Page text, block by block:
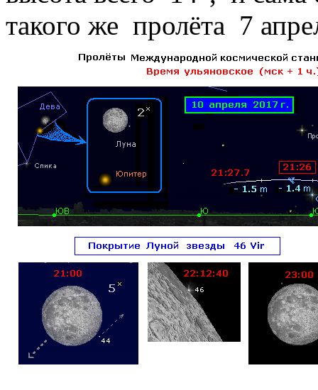
такого же пролёта 7